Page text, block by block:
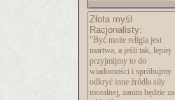
Złota myśl
Racjonalisty:
"Być może religia jest
martwa, a jeśli tak, lepiej
przyjmijmy to do
wiadomości i spróbujmy
odkryć inne źródła siły
moralnej, zanim będzie za